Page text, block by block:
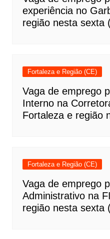
experiência no
região nesta sexta
Fortaleza e Região (CE)
Vaga de emprego
Interno na
Fortaleza e região
Fortaleza e Região (CE)
Vaga de emprego
Administrativo na
região nesta sexta